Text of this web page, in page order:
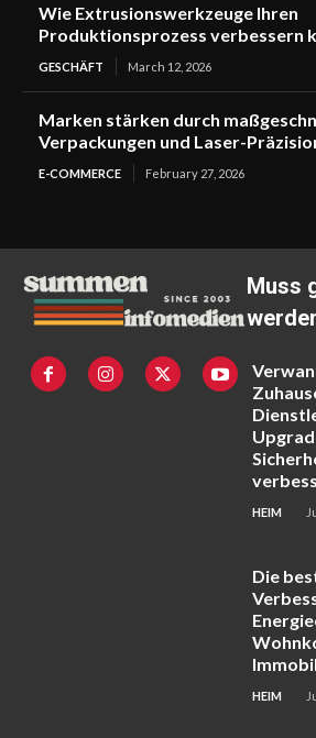
Wie Extrusionswerkzeuge Ihren
Produktionsprozess verbessern
GESCHÄFT March 12, 2026
Marken stärken durch
Verpackungen und Laser-
E-COMMERCE February 27, 2026
Muss
HEIM
Die
HEIM